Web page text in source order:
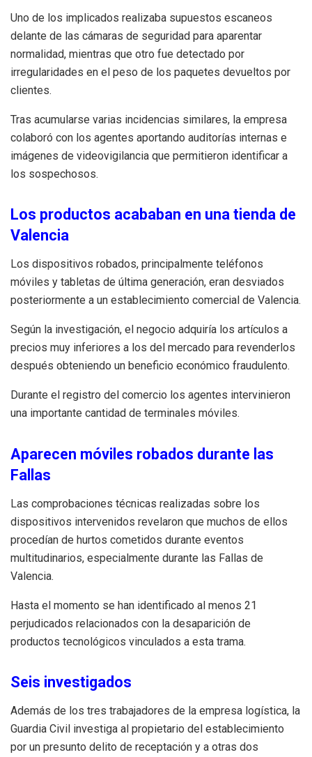
Uno de los implicados realizaba supuestos escaneos
delante de las cámaras de seguridad para aparentar
normalidad, mientras que otro fue detectado por
irregularidades en el peso de los paquetes devueltos por
clientes.
Tras acumularse varias incidencias similares, la empresa
colaboró con los agentes aportando auditorías internas e
imágenes de videovigilancia que permitieron identificar a
los sospechosos.
Los productos acababan en una tienda de
Valencia
Los dispositivos robados, principalmente teléfonos
móviles y tabletas de última generación, eran desviados
posteriormente a un establecimiento comercial de Valencia.
Según la investigación, el negocio adquiría los artículos a
precios muy inferiores a los del mercado para revenderlos
después obteniendo un beneficio económico fraudulento.
Durante el registro del comercio los agentes intervinieron
una importante cantidad de terminales móviles.
Aparecen móviles robados durante las
Fallas
Las comprobaciones técnicas realizadas sobre los
dispositivos intervenidos revelaron que muchos de ellos
procedían de hurtos cometidos durante eventos
multitudinarios, especialmente durante las Fallas de
Valencia.
Hasta el momento se han identificado al menos 21
perjudicados relacionados con la desaparición de
productos tecnológicos vinculados a esta trama.
Seis investigados
Además de los tres trabajadores de la empresa logística, la
Guardia Civil investiga al propietario del establecimiento
por un presunto delito de receptación y a otras dos